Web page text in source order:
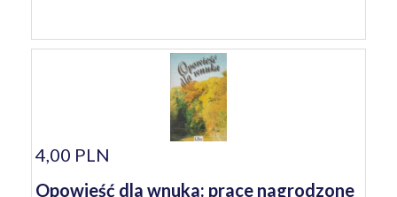
4,00 PLN
Opowieść dla wnuka: prace nagrodzone